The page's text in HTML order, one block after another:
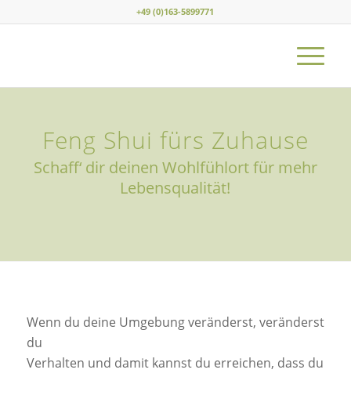
+49 (0)163-5899771
Feng Shui fürs Zuhause
Schaff‘ dir deinen Wohlfühlort für mehr
Lebensqualität!
Wenn du deine Umgebung veränderst, veränderst
du
Verhalten und damit kannst du erreichen, dass du